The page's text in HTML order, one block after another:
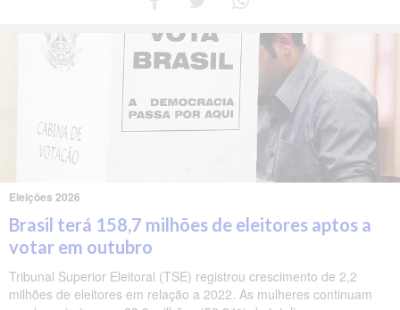
Eleições 2026
Brasil terá 158,7 milhões de eleitores aptos a
votar em outubro
Tribunal Superior Eleitoral (TSE) registrou crescimento de 2,2
milhões de eleitores em relação a 2022. As mulheres continuam